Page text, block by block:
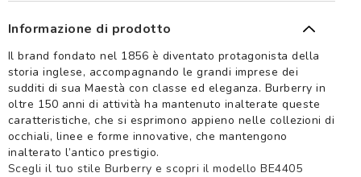
Informazione di prodotto
Il brand fondato nel 1856 è diventato protagonista della
storia inglese, accompagnando le grandi imprese dei
sudditi di sua Maestà con classe ed eleganza. Burberry in
oltre 150 anni di attività ha mantenuto inalterate queste
caratteristiche, che si esprimono appieno nelle collezioni di
occhiali, linee e forme innovative, che mantengono
inalterato l’antico prestigio.
Scegli il tuo stile Burberry e scopri il modello BE4405